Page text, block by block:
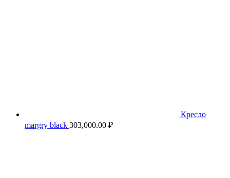
Кресло
margry black 303,000.00 ₽